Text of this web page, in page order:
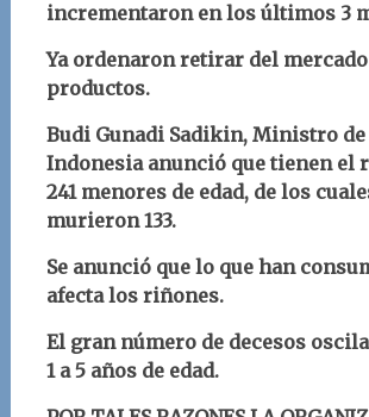
incrementaron en los últimos 3
Ya ordenaron retirar del
productos.
Budi Gunadi Sadikin, Ministro de
Indonesia anunció que tienen el
241 menores de edad, de los
murieron 133.
Se anunció que lo que han
afecta los riñones.
El gran número de decesos
1 a 5 años de edad.